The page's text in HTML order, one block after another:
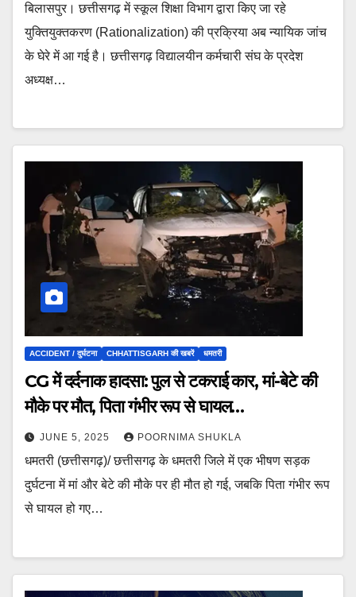
बिलासपुर। छत्तीसगढ़ में स्कूल शिक्षा विभाग द्वारा किए जा रहे
युक्तियुक्तकरण (Rationalization) की प्रक्रिया अब न्यायिक जांच
के घेरे में आ गई है। छत्तीसगढ़ विद्यालयीन कर्मचारी संघ के प्रदेश
अध्यक्ष…
ACCIDENT / दुर्घटना CHHATTISGARH की खबरें धमतरी
CG में दर्दनाक हादसा: पुल से टकराई कार, मां-बेटे की
मौके पर मौत, पिता गंभीर रूप से घायल…
JUNE 5, 2025 POORNIMA SHUKLA
धमतरी (छत्तीसगढ़)/ छत्तीसगढ़ के धमतरी जिले में एक भीषण सड़क
दुर्घटना में मां और बेटे की मौके पर ही मौत हो गई, जबकि पिता गंभीर रूप
से घायल हो गए…